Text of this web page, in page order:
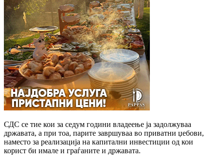
СДС се тие кои за седум години владеење ја задолжуваа
државата, а при тоа, парите завршуваа во приватни џебови,
наместо за реализација на капитални инвестиции од кои
корист би имале и граѓаните и државата.